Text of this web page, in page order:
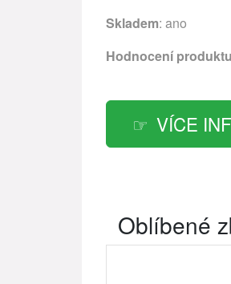
Skladem: ano
Hodnocení produktu
VÍCE
Oblíbené